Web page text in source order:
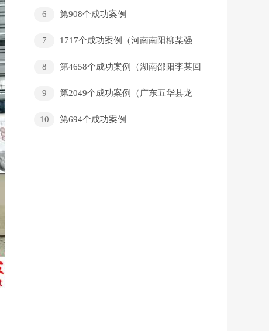
6
第908个成功案例
7
1717个成功案例（河南南阳柳某强
8
第4658个成功案例（湖南邵阳李某回
9
第2049个成功案例（广东五华县龙
10
第694个成功案例